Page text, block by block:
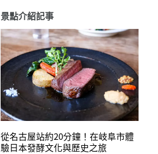
景點介紹記事
從名古屋站約20分鐘！在岐阜市體
驗日本發酵文化與歷史之旅